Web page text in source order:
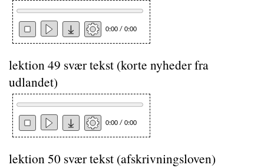
0:00 / 0:00
lektion 49 svær tekst (korte nyheder fra
udlandet)
0:00 / 0:00
lektion 50 svær tekst (afskrivningsloven)